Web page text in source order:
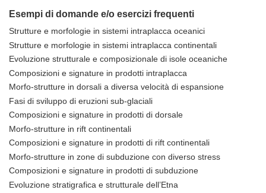
Esempi di domande e/o esercizi frequenti
Strutture e morfologie in sistemi intraplacca oceanici
Strutture e morfologie in sistemi intraplacca continentali
Evoluzione strutturale e composizionale di isole oceaniche
Composizioni e signature in prodotti intraplacca
Morfo-strutture in dorsali a diversa velocità di espansione
Fasi di sviluppo di eruzioni sub-glaciali
Composizioni e signature in prodotti di dorsale
Morfo-strutture in rift continentali
Composizioni e signature in prodotti di rift continentali
Morfo-strutture in zone di subduzione con diverso stress
Composizioni e signature in prodotti di subduzione
Evoluzione stratigrafica e strutturale dell’Etna